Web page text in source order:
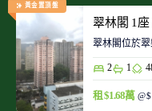
黃金置頂盤
翠林閣 1座
翠林閣位於
2 1
租 $1.68萬